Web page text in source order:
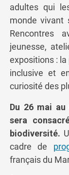
adultes qui
monde vivant
Rencontres
jeunesse,
expositions :
inclusive et
curiosité des
Du 26 mai
sera
biodiversité.
cadre de
français du